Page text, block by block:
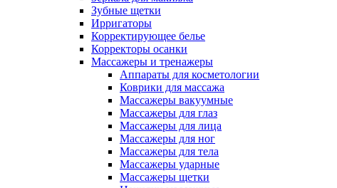
Зубные щетки
Ирригаторы
Корректирующее белье
Корректоры осанки
Массажеры и тренажеры
Аппараты для косметологии
Коврики для массажа
Массажеры вакуумные
Массажеры для глаз
Массажеры для лица
Массажеры для ног
Массажеры для тела
Массажеры ударные
Массажеры щетки